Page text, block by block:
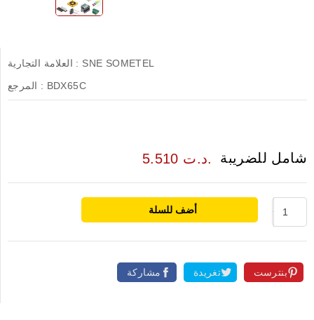
العلامة التجارية : SNE SOMETEL
المرجع : BDX65C
5.510 د.ت. شامل للضريبة
أضف للسلة
مشاركة تغريدة بنترست